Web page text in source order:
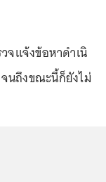
จแจ้งข้อหาดำเนิ
นถึงขณะนี้ก็ยังไม่